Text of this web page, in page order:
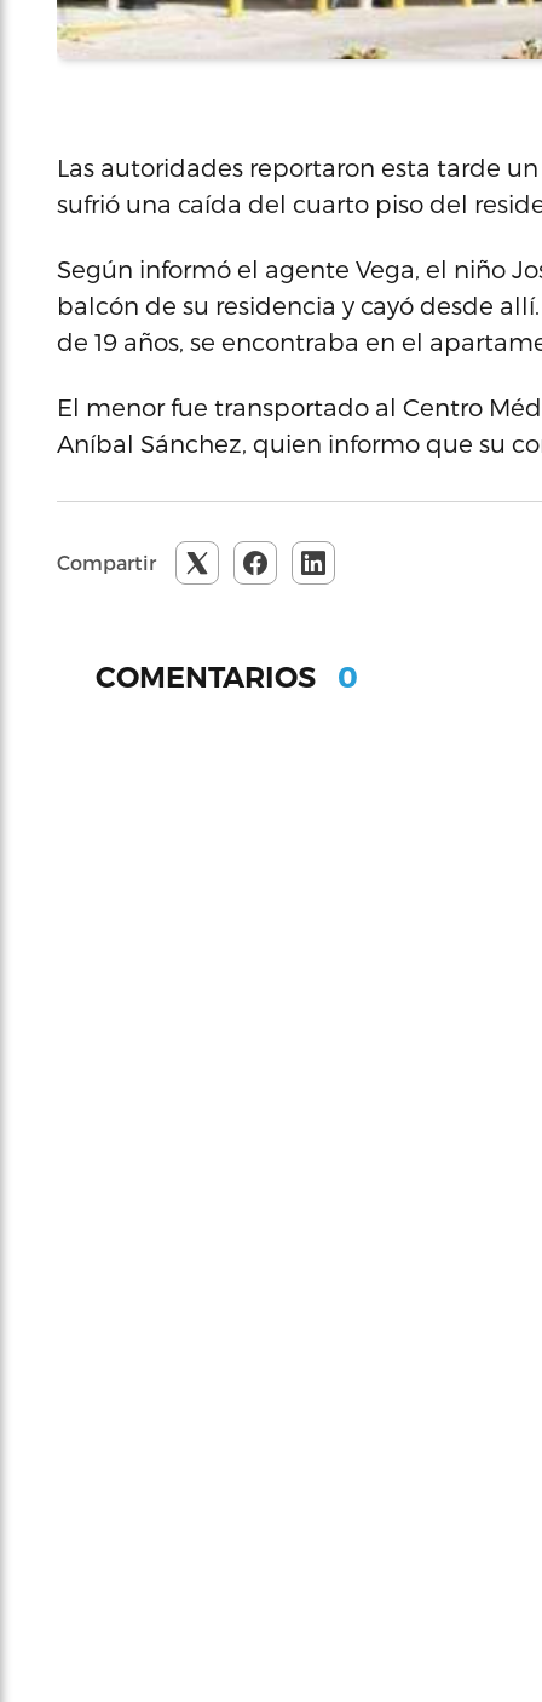
Las autoridades reportaron esta tarde
sufrió una caída del cuarto piso del
Según informó el agente Vega, el niño
balcón de su residencia y cayó desde
de 19 años, se encontraba en el
El menor fue transportado al Centro
Aníbal Sánchez, quien informo que su
Compartir
COMENTARIOS 0